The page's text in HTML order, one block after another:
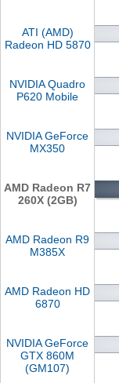
ATI (AMD)
Radeon HD 5870
NVIDIA Quadro
P620 Mobile
NVIDIA GeForce
MX350
AMD Radeon R7
260X (2GB)
AMD Radeon R9
M385X
AMD Radeon HD
6870
NVIDIA GeForce
GTX 860M
(GM107)